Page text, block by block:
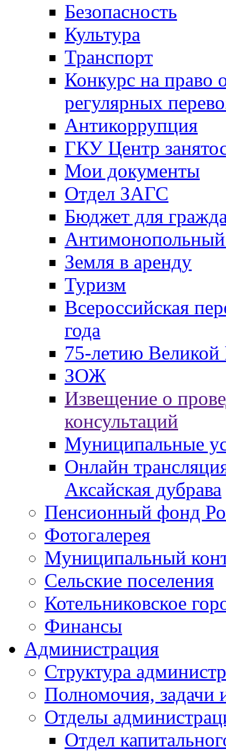
Безопасность
Культура
Транспорт
Конкурс на право
регулярных
Антикоррупция
ГКУ Центр
Мои документы
Отдел ЗАГС
Бюджет для
Антимонопольный
Земля в аренду
Туризм
Всероссийская
года
75-летию
ЗОЖ
Извещение о
консультаций
Муниципальные
Онлайн
Аксайская дубрава
Пенсионный фонд
Фотогалерея
Муниципальный
Сельские поселения
Котельниковское
Финансы
Администрация
Структура
Полномочия, задачи
Отделы
Отдел